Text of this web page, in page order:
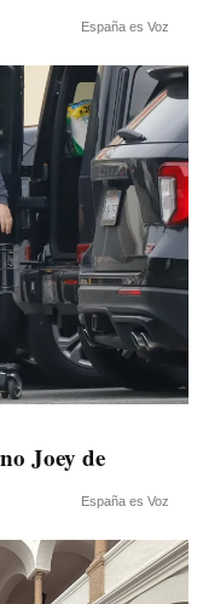
España es Voz
Joey de
España es Voz